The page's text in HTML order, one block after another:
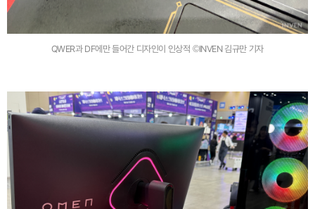
QWER과 DF에만 들어간 디자인이 인상적 ©INVEN 김규만 기자